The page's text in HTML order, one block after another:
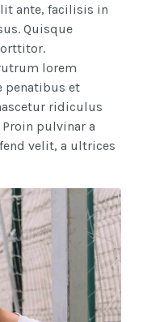
ante, facilisis in
Quisque
lorem
penatibus et
ridiculus
pulvinar a
velit, a ultrices